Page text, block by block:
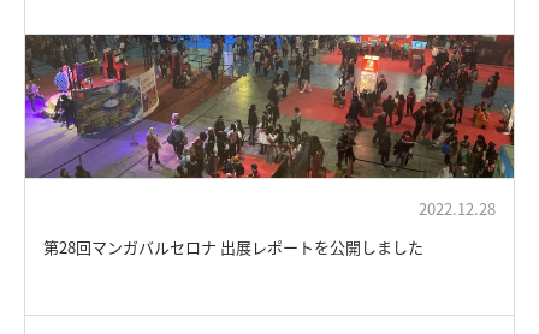
2022.12.28
第28回マンガバルセロナ 出展レポートを公開しました